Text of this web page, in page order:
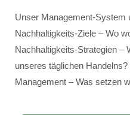
Unser Management-System
Nachhaltigkeits-Ziele – Wo
Nachhaltigkeits-Strategien –
unseres täglichen
Management – Was setzen